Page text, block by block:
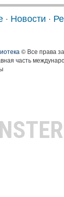
· Новости ·
© Все права
часть